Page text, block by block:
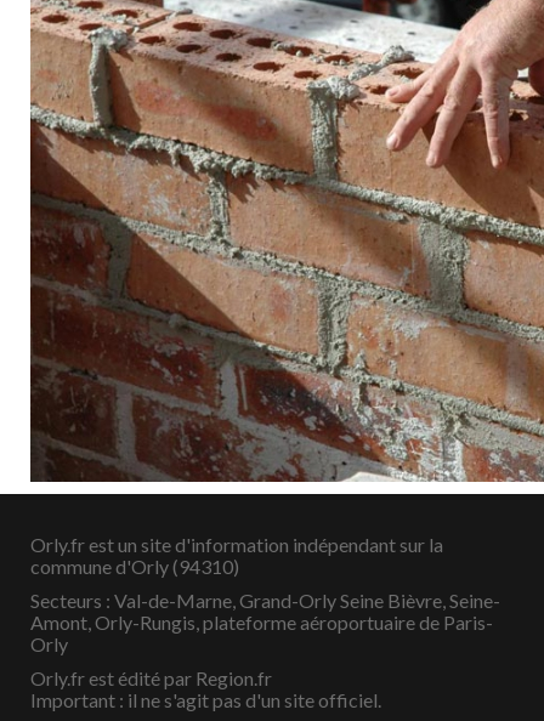
Orly.fr est un site d'information indépendant sur la
commune d'Orly (94310)
Secteurs : Val-de-Marne, Grand-Orly Seine Bièvre, Seine-
Amont, Orly-Rungis, plateforme aéroportuaire de Paris-
Orly
Orly.fr est édité par Region.fr
Important : il ne s'agit pas d'un site officiel.